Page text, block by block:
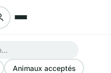
Animaux acceptés